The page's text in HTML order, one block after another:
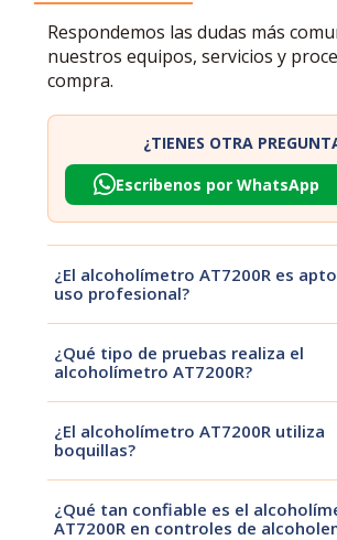
Respondemos las dudas más
nuestros equipos, servicios y
compra.
¿TIENES OTRA
Escribenos por WhatsApp
¿El alcoholímetro AT7200R es
uso profesional?
profesional en empresas, control de
seguridad laboral, ofreciendo
¿Qué tipo de pruebas realiza el
alcoholímetro AT7200R?
mediante el análisis de aire espirado,
para controles preventivos y
¿El alcoholímetro AT7200R utiliza
boquillas?
garantizar mayor precisión e higiene en
medición.
¿Qué tan confiable es el
AT7200R en controles de